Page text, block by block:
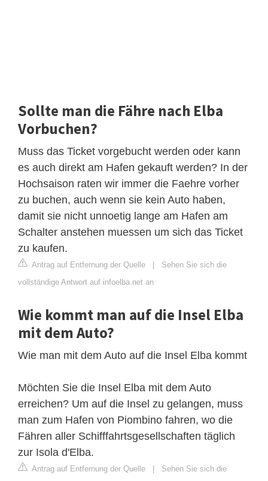
Sollte man die Fähre nach Elba
Vorbuchen?
Muss das Ticket vorgebucht werden oder kann
es auch direkt am Hafen gekauft werden? In der
Hochsaison raten wir immer die Faehre vorher
zu buchen, auch wenn sie kein Auto haben,
damit sie nicht unnoetig lange am Hafen am
Schalter anstehen muessen um sich das Ticket
zu kaufen.
Antrag auf Entfernung der Quelle
Sehen Sie sich die
vollständige Antwort auf infoelba.net an
Wie kommt man auf die Insel Elba
mit dem Auto?
Wie man mit dem Auto auf die Insel Elba kommt
Möchten Sie die Insel Elba mit dem Auto
erreichen? Um auf die Insel zu gelangen, muss
man zum Hafen von Piombino fahren, wo die
Fähren aller Schifffahrtsgesellschaften täglich
zur Isola d'Elba.
Antrag auf Entfernung der Quelle
Sehen Sie sich die